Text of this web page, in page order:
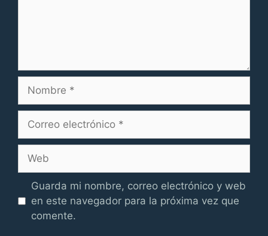
electrónico
Guarda mi nombre, correo electrónico y web
en este navegador para la próxima vez que
comente.